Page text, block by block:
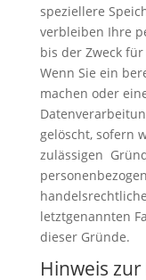
speziellere
verbleiben Ihre
bis der Zweck
Wenn Sie ein
machen oder
gelöscht, sofern
zulässigen
letztgenannten
dieser Gründe.
Hinweis